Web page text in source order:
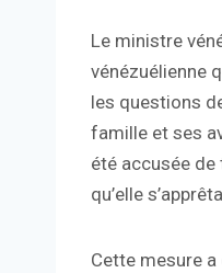
Le ministre
vénézuélienne
les questions
famille et ses
été accusée
qu’elle
Cette mesure